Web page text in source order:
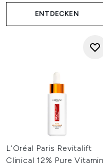
ENTDECKEN
L'Oréal Paris Revitalift
Clinical 12% Pure Vitamin